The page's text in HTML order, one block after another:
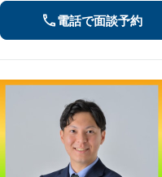
電話で面談予約